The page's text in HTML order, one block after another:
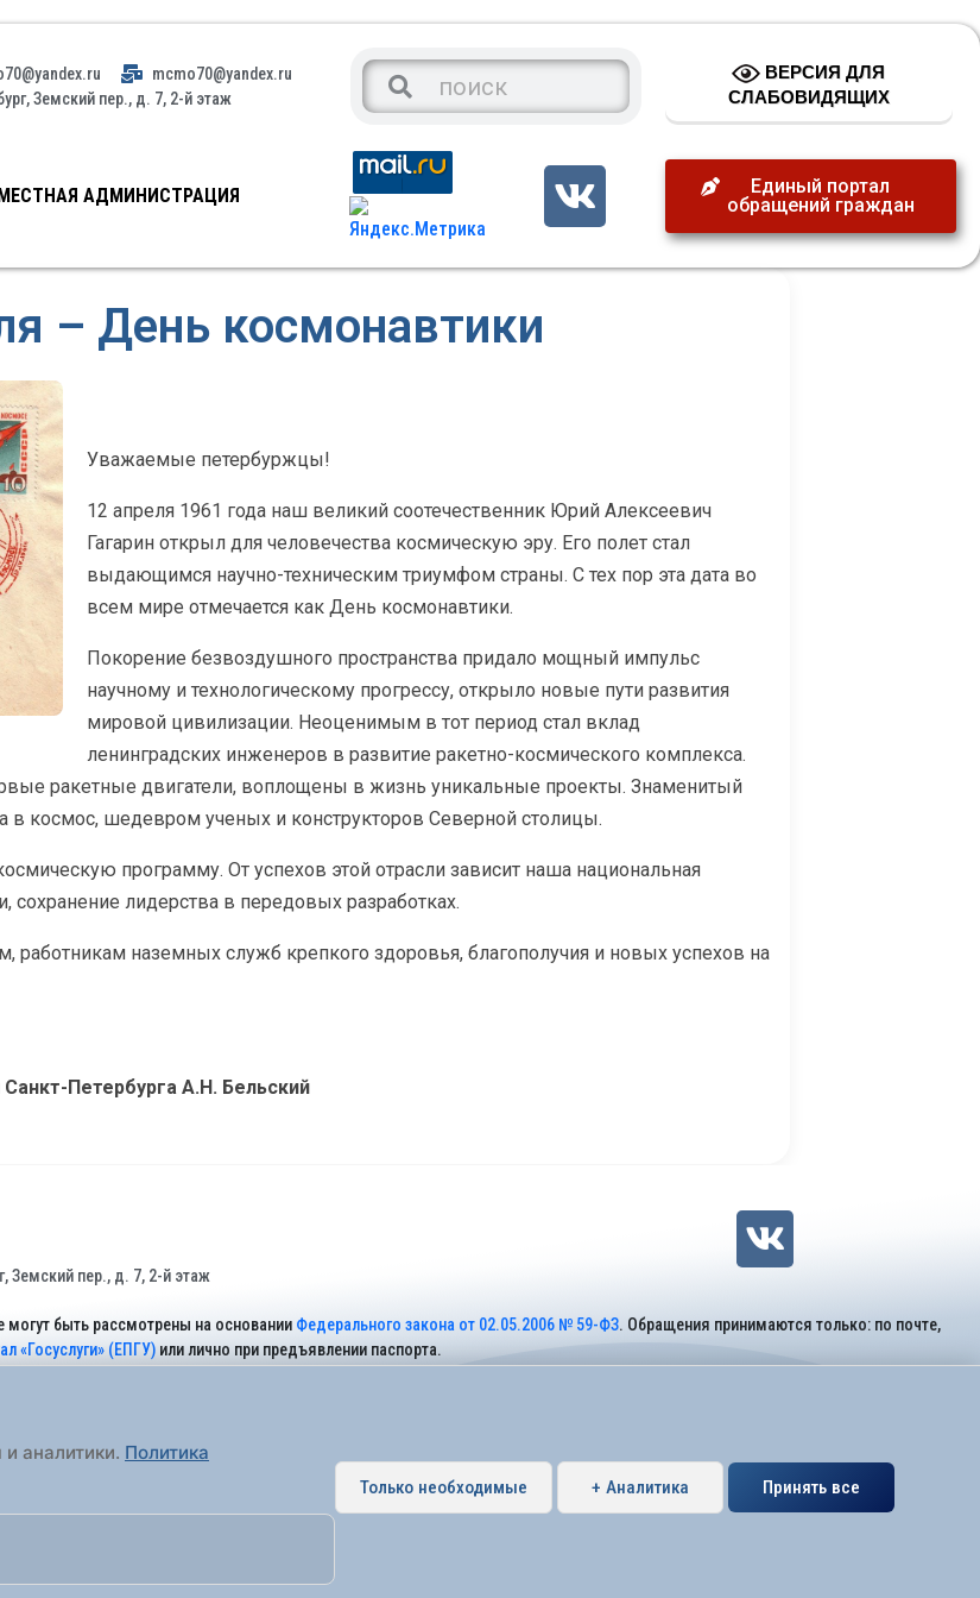
mcmo70@yandex.ru
Земский пер., д. 7, 2-й этаж
ВЕРСИЯ ДЛЯ
СЛАБОВИДЯЩИХ
АДМИНИСТРАЦИЯ
Единый портал
обращений граждан
– День космонавтики
Уважаемые петербуржцы!
12 апреля 1961 года наш великий соотечественник Юрий Алексеевич
Гагарин открыл для человечества космическую эру. Его полет стал
выдающимся научно-техническим триумфом страны. С тех пор эта дата во
всем мире отмечается как День космонавтики.
Покорение безвоздушного пространства придало мощный импульс
научному и технологическому прогрессу, открыло новые пути развития
мировой цивилизации. Неоценимым в тот период стал вклад
ленинградских инженеров в развитие ракетно-космического комплекса.
ракетные двигатели, воплощены в жизнь уникальные проекты. Знаменитый
космос, шедевром ученых и конструкторов Северной столицы.
программу. От успехов этой отрасли зависит наша национальная
сохранение лидерства в передовых разработках.
наземных служб крепкого здоровья, благополучия и новых успехов на
Петербурга А.Н. Бельский
Земский пер., д. 7, 2-й этаж
могут быть рассмотрены на основании Федерального закона от 02.05.2006 № 59-ФЗ. Обращения принимаются только: по почте,
«Госуслуги» (ЕПГУ)или лично при предъявлении паспорта.
образование города федерального значения Санкт-Петербурга муниципальный округ Коломяги.
аналитики. Политика
Только необходимые + Аналитика Принять все